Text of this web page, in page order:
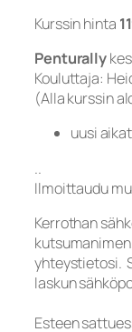
Kurssin hinta
Penturally
Kouluttaja:
(Alla kurssin
uusi
..
Ilmoittaudu
Kerrothan
yhteystietosi.
laskun
Esteen